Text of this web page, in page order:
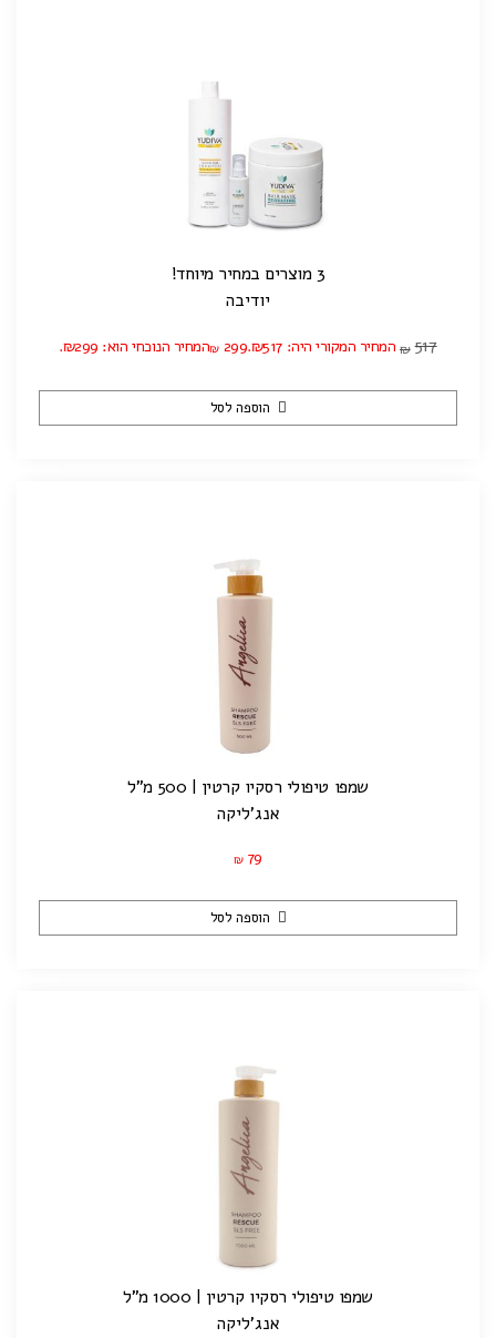
3 מוצרים במחיר מיוחד!
יודיבה
₪ 517 המחיר המקורי היה: ₪517. ₪ 299 המחיר הנוכחי הוא: ₪299.
הוספה לסל
שמפו טיפולי רסקיו קרטין | 500 מ"ל
אנג'ליקה
₪ 79
הוספה לסל
שמפו טיפולי רסקיו קרטין | 1000 מ"ל
אנג'ליקה